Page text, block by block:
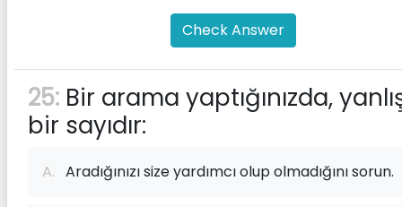
Check Answer
25: Bir arama yaptığınızda,
bir sayıdır:
A. Aradığınızı size yardımcı olup olmadığını sorun.